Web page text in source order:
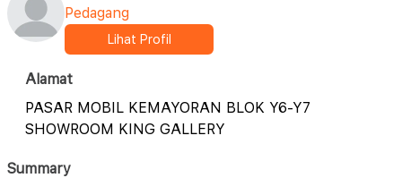
Pedagang
Lihat Profil
Alamat
PASAR MOBIL KEMAYORAN BLOK Y6-Y7
SHOWROOM KING GALLERY
Summary